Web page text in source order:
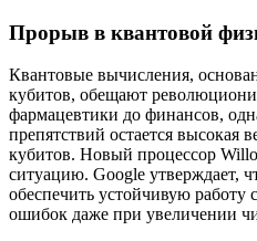
Прорыв в квантовой
Квантовые вычисления,
кубитов, обещают
фармацевтики до финансов,
препятствий остается высокая
кубитов. Новый процессор
ситуацию. Google утверждает,
обеспечить устойчивую
ошибок даже при увеличении